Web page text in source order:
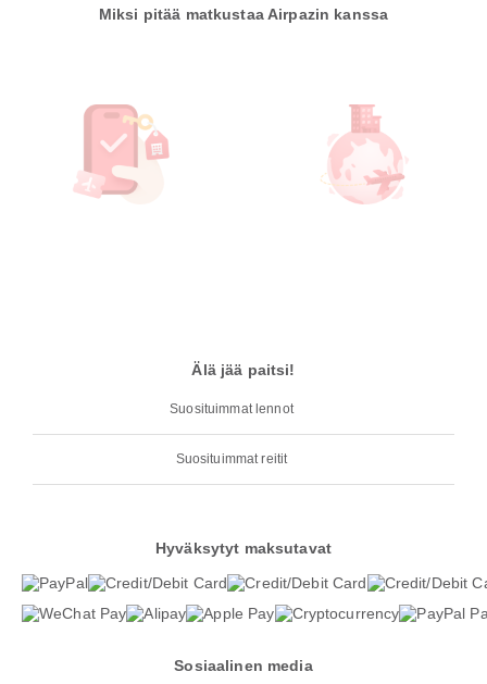
Miksi pitää matkustaa Airpazin kanssa
Älä jää paitsi!
Suosituimmat lennot
Suosituimmat reitit
Hyväksytyt maksutavat
Sosiaalinen media